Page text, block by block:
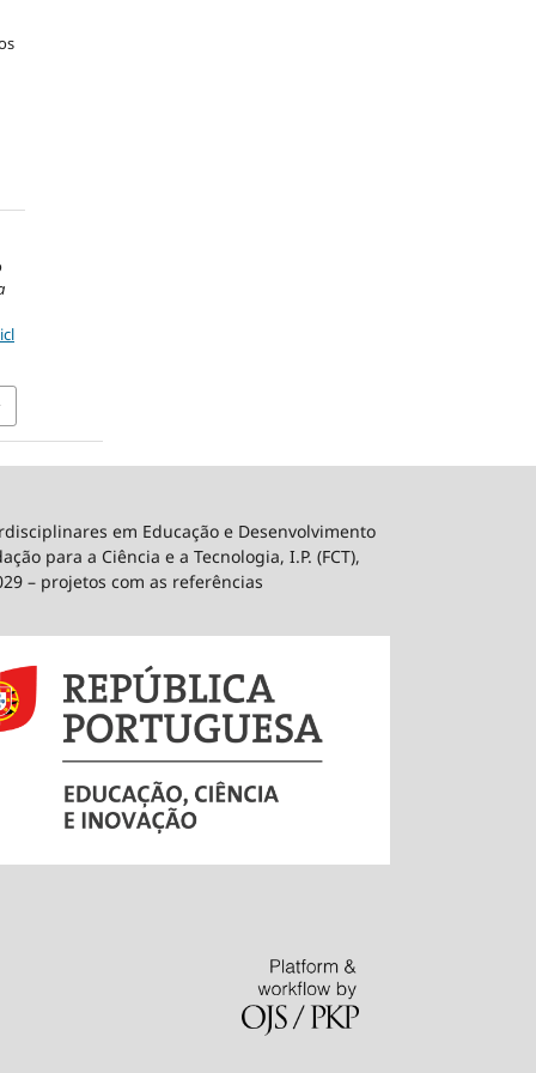
em Educação e Desenvolvimento
para a Ciência e a Tecnologia, I.P. (FCT),
– projetos com as referências